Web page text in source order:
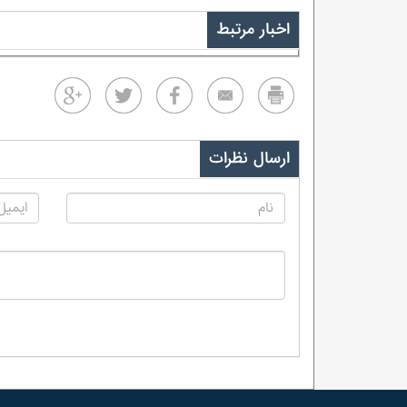
اخبار مرتبط
ارسال نظرات